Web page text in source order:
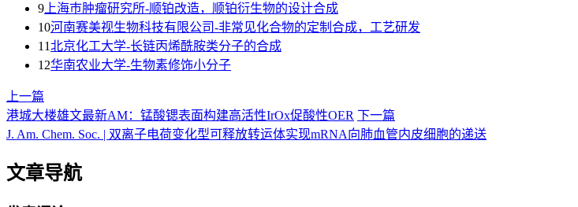
9 上海巿肿瘤研究所-顺铂改造，顺铂衍生物的设计合成
10河南赛美视生物科技有限公司-非常见化合物的定制合成，工艺研发
11北京化工大学-长链丙烯酰胺类分子的合成
12华南农业大学-生物素修饰小分子
上一篇
港城大楼雄文最新AM：锰酸锶表面构建高活性IrOx促酸性OER 下一篇
J. Am. Chem. Soc. | 双离子电荷变化型可释放转运体实现mRNA向肺血管内皮细胞的递送
文章导航